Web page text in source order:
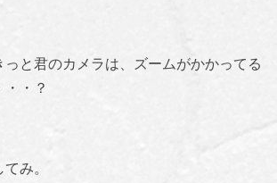
と君のカメラは、ズームがかかってる
・？
み。